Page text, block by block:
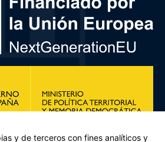
y de terceros con fines analíticos y